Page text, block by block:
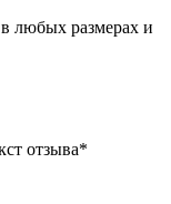
в любых размерах и
отзыва*